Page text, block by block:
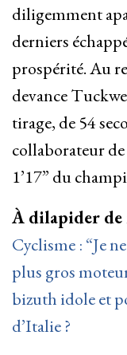
diligemment
derniers
prospérité. Au
devance
tirage, de 54
collaborateur
1’17” du
À dilapider de
Cyclisme : “Je
plus gros
bizuth idole et
d’Italie ?